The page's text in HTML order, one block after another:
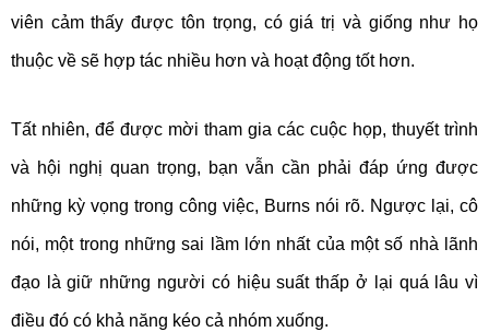
viên cảm thấy được tôn trọng, có giá trị và giống như họ
thuộc về sẽ hợp tác nhiều hơn và hoạt động tốt hơn.
Tất nhiên, để được mời tham gia các cuộc họp, thuyết trình
và hội nghị quan trọng, bạn vẫn cần phải đáp ứng được
những kỳ vọng trong công việc, Burns nói rõ. Ngược lại, cô
nói, một trong những sai lầm lớn nhất của một số nhà lãnh
đạo là giữ những người có hiệu suất thấp ở lại quá lâu vì
điều đó có khả năng kéo cả nhóm xuống.